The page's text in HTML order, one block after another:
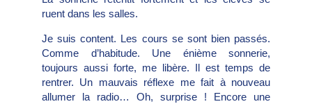
ruent dans les salles.
Je suis content. Les cours se sont bien passés.
Comme d’habitude. Une énième sonnerie,
toujours aussi forte, me libère. Il est temps de
rentrer. Un mauvais réflexe me fait à nouveau
allumer la radio… Oh, surprise ! Encore une